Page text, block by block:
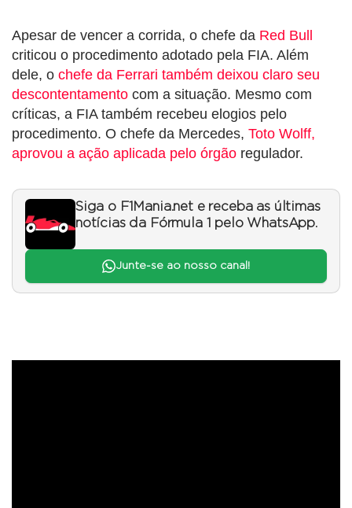
Apesar de vencer a corrida, o chefe da Red Bull
criticou o procedimento adotado pela FIA. Além
dele, o chefe da Ferrari também deixou claro seu
descontentamento com a situação. Mesmo com
críticas, a FIA também recebeu elogios pelo
procedimento. O chefe da Mercedes, Toto Wolff,
aprovou a ação aplicada pelo órgão regulador.
Siga o F1Mania.net e receba as últimas
notícias da Fórmula 1 pelo WhatsApp.
Junte-se ao nosso canal!